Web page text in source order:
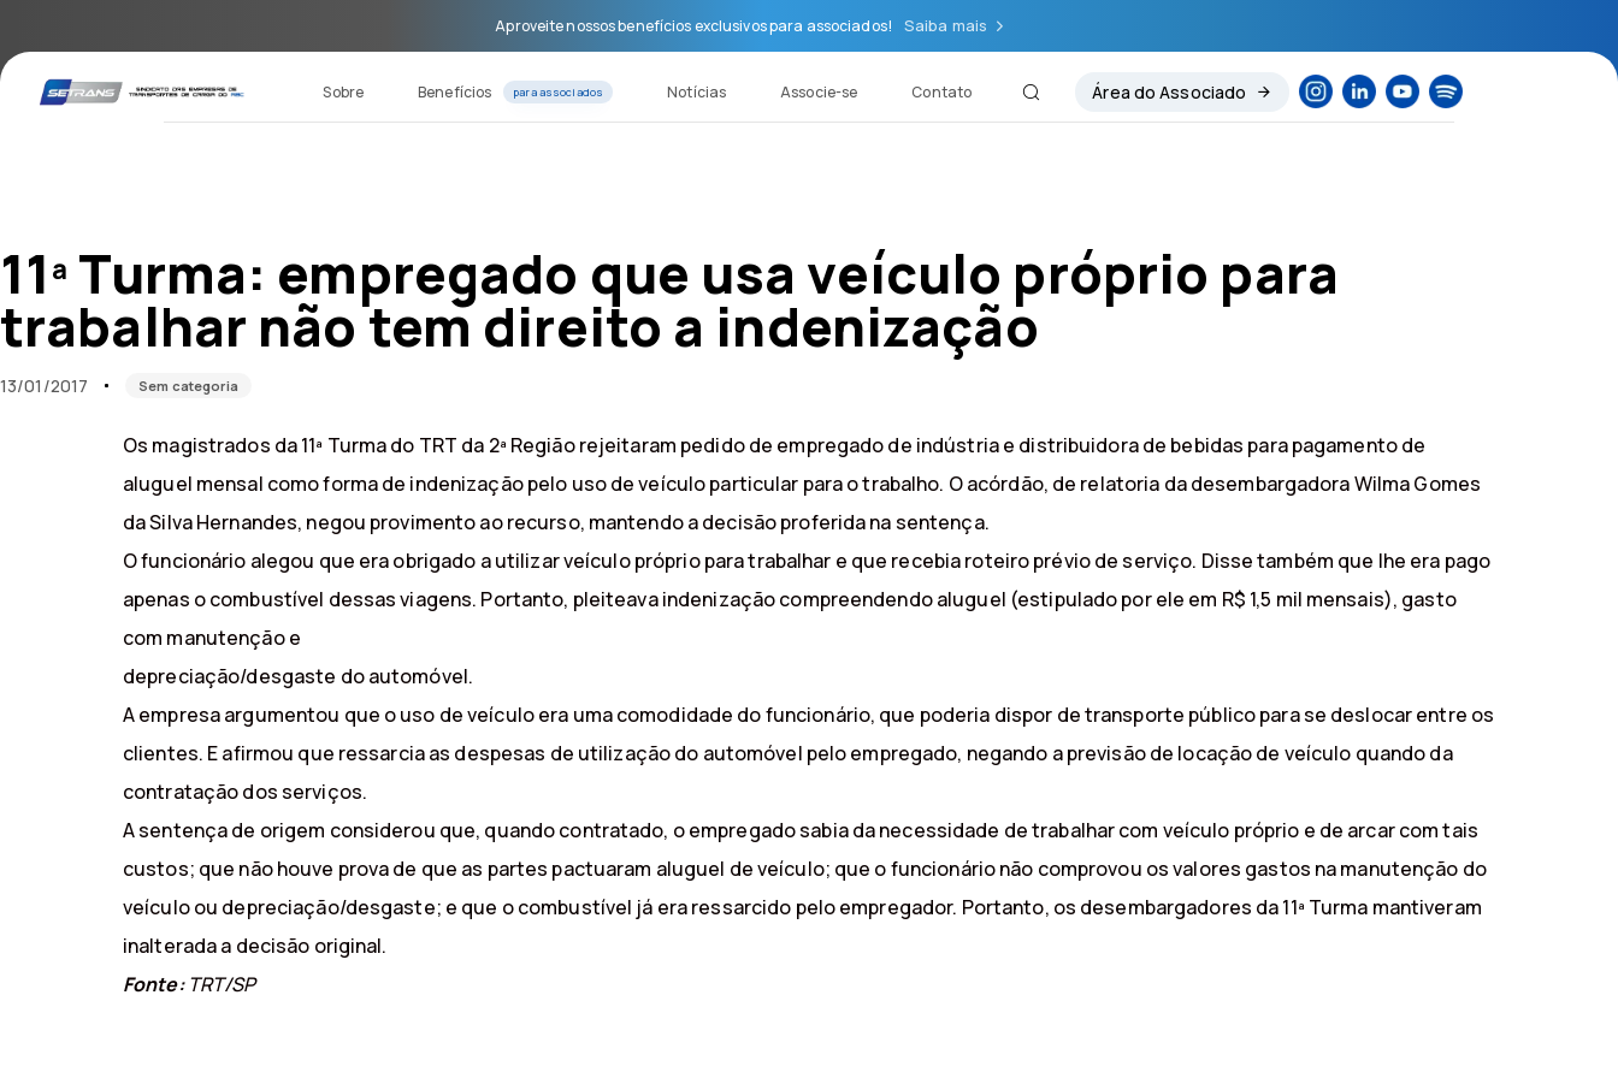
primary
navigation
Aproveite nossos benefícios exclusivos para associados! Saiba mais
Sobre Benefícios para associados Notícias Associe-se Contato Área do Associado
11ª Turma: empregado que usa veículo próprio para
trabalhar não tem direito a indenização
13/01/2017 Sem categoria
Os magistrados da 11ª Turma do TRT da 2ª Região rejeitaram pedido de empregado de indústria e distribuidora de bebidas para pagamento de
aluguel mensal como forma de indenização pelo uso de veículo particular para o trabalho. O acórdão, de relatoria da desembargadora Wilma Gomes
da Silva Hernandes, negou provimento ao recurso, mantendo a decisão proferida na sentença.
O funcionário alegou que era obrigado a utilizar veículo próprio para trabalhar e que recebia roteiro prévio de serviço. Disse também que lhe era pago
apenas o combustível dessas viagens. Portanto, pleiteava indenização compreendendo aluguel (estipulado por ele em R$ 1,5 mil mensais), gasto
com manutenção e
depreciação/desgaste do automóvel.
A empresa argumentou que o uso de veículo era uma comodidade do funcionário, que poderia dispor de transporte público para se deslocar entre os
clientes. E afirmou que ressarcia as despesas de utilização do automóvel pelo empregado, negando a previsão de locação de veículo quando da
contratação dos serviços.
A sentença de origem considerou que, quando contratado, o empregado sabia da necessidade de trabalhar com veículo próprio e de arcar com tais
custos; que não houve prova de que as partes pactuaram aluguel de veículo; que o funcionário não comprovou os valores gastos na manutenção do
veículo ou depreciação/desgaste; e que o combustível já era ressarcido pelo empregador. Portanto, os desembargadores da 11ª Turma mantiveram
inalterada a decisão original.
Fonte:TRT/SP